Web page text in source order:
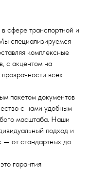
сфере транспортной и
специализируемся
комплексные
с акцентом на
всех
пакетом документов
с нами удобным
масштаба. Наши
подход и
— от стандартных до
гарантия